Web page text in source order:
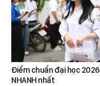
Điểm chuẩn đại học 2026
NHANH nhất